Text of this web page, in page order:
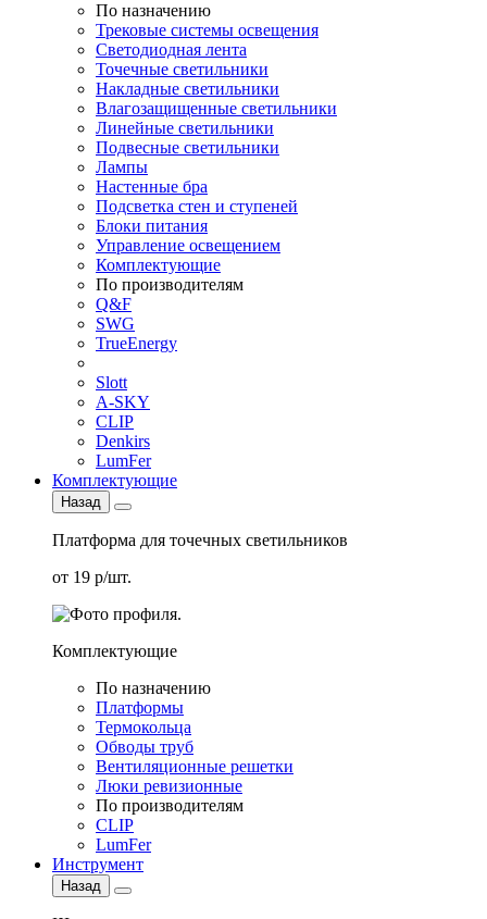
По назначению
Трековые системы освещения
Светодиодная лента
Точечные светильники
Накладные светильники
Влагозащищенные светильники
Линейные светильники
Подвесные светильники
Лампы
Настенные бра
Подсветка стен и ступеней
Блоки питания
Управление освещением
Комплектующие
По производителям
Q&F
SWG
TrueEnergy
Slott
A-SKY
CLIP
Denkirs
LumFer
Комплектующие
Назад
Платформа для точечных светильников
от 19 р/шт.
Комплектующие
По назначению
Платформы
Термокольца
Обводы труб
Вентиляционные решетки
Люки ревизионные
По производителям
CLIP
LumFer
Инструмент
Назад